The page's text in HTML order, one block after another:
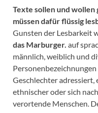
Texte sollen und wollen
müssen dafür flüssig
Gunsten der Lesbarkeit
das Marburger. auf
männlich, weiblich und
Geschlechter adressiert,
ethnischer oder sich
verortende Menschen.